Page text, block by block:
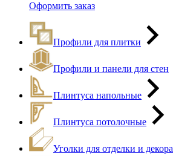
Оформить заказ
Профили для плитки
Профили и панели для стен
Плинтуса напольные
Плинтуса потолочные
Уголки для отделки и декора